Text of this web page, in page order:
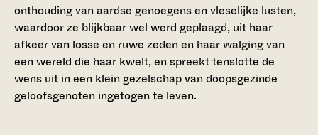
onthouding van aardse genoegens en vleselijke lusten,
waardoor ze blijkbaar wel werd geplaagd, uit haar
afkeer van losse en ruwe zeden en haar walging van
een wereld die haar kwelt, en spreekt tenslotte de
wens uit in een klein gezelschap van doopsgezinde
geloofsgenoten ingetogen te leven.